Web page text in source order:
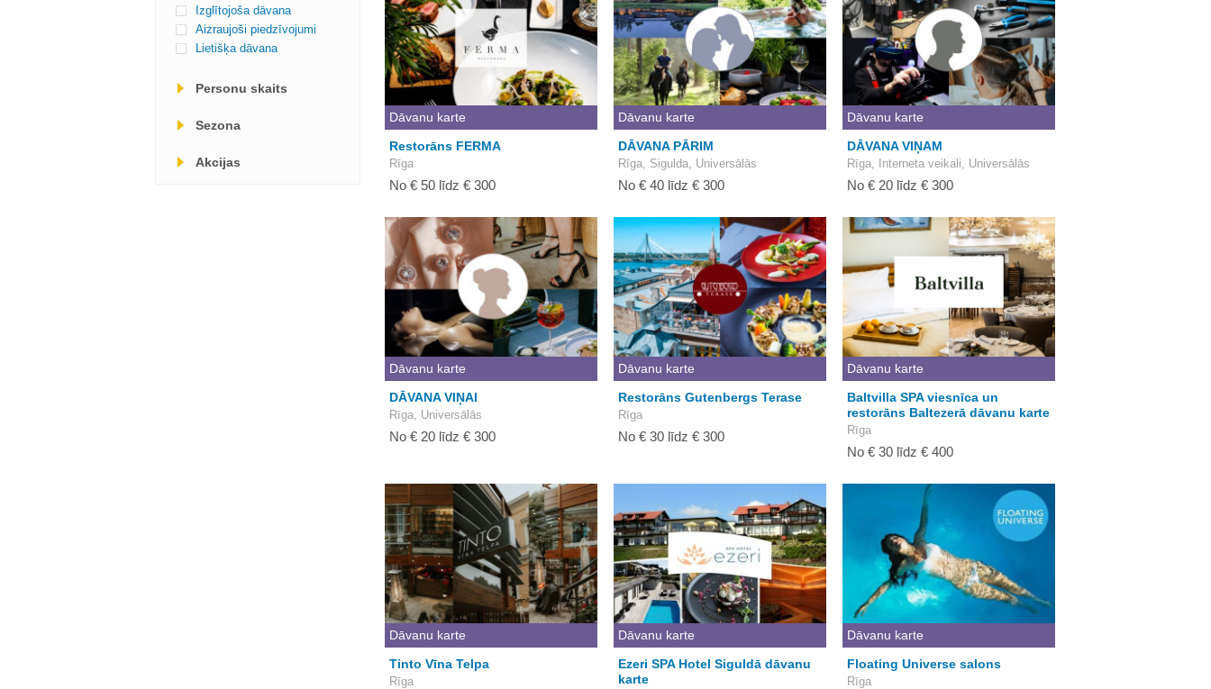
Izglītojoša dāvana
Aizraujoši piedzīvojumi
Lietišķa dāvana
Personu skaits
Sezona
Akcijas
Dāvanu karte
Restorāns FERMA
Rīga
No € 50 līdz € 300
Dāvanu karte
DĀVANA PĀRIM
Rīga, Sigulda, Universālās
No € 40 līdz € 300
Dāvanu karte
DĀVANA VIŅAM
Rīga, Interneta veikali, Universālās
No € 20 līdz € 300
Dāvanu karte
DĀVANA VIŅAI
Rīga, Universālās
No € 20 līdz € 300
Dāvanu karte
Restorāns Gutenbergs Terase
Rīga
No € 30 līdz € 300
Dāvanu karte
Baltvilla SPA viesnīca un
restorāns Baltezerā dāvanu karte
Rīga
No € 30 līdz € 400
Dāvanu karte
Tinto Vīna Telpa
Rīga
Dāvanu karte
Ezeri SPA Hotel Siguldā dāvanu
karte
Dāvanu karte
Floating Universe salons
Rīga